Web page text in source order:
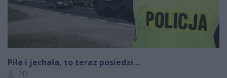
Piła i jechała, to teraz posiedzi…
Autor artykułu:
PD